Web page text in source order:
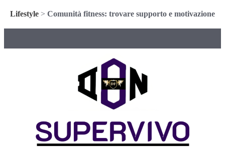
Lifestyle > Comunità fitness: trovare supporto e motivazione